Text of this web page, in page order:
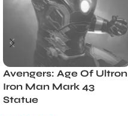
Avengers: Age Of Ultron
Iron Man Mark 43
Statue